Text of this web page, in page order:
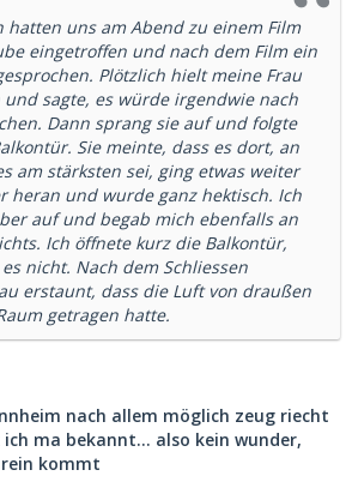
hatten uns am Abend zu einem Film
eingetroffen und nach dem Film ein
Plötzlich hielt meine Frau
sagte, es würde irgendwie nach
Dann sprang sie auf und folgte
Sie meinte, dass es dort, an
am stärksten sei, ging etwas weiter
heran und wurde ganz hektisch. Ich
auf und begab mich ebenfalls an
Ich öffnete kurz die Balkontür,
nicht. Nach dem Schliessen
erstaunt, dass die Luft von draußen
getragen hatte.
nach allem möglich zeug riecht
ma bekannt... also kein wunder,
rein kommt